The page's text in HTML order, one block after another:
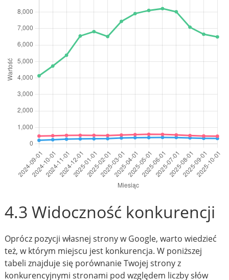
4.3 Widoczność konkurencji
Oprócz pozycji własnej strony w Google, warto wiedzieć
też, w którym miejscu jest konkurencja. W poniższej
tabeli znajduje się porównanie Twojej strony z
konkurencyjnymi stronami pod względem liczby słów